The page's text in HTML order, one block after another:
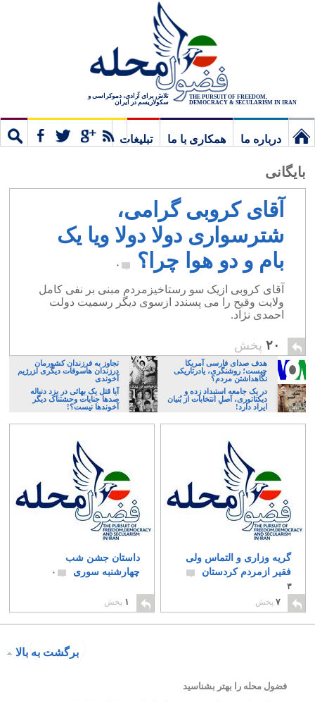
THE PURSUIT OF FREEDOM,
DEMOCRACY & SECULARISM IN IRAN
تلاش برای آزادی، دموکراسی و
سکولاریسم در ایران
درباره ما همکاری با ما
تبلیغات
بایگانی
آقای کروبی گرامی،
شترسواری دولا دولا ویا یک
بام و دو هوا چرا؟
۰
آقای کروبی ازیک سو رستاخیزمردم مبنی بر نفی کامل
ولایت وقیح را می پسندد ازسوی دیگر رسمیت دولت
احمدی نژاد.
۲۰ پخش
هدف صدای فارسی آمریکا
چیست؛ روشنگری، یادرتاریکی
نگاهداشتن مردم؟
تجاوز به فرزندان کشورمان
درزندان هاسوقات دیگری ا‍زرژیم
آخوندی
در یک جامعه استبداد زده و
دیکتاتوری، اَصلِ انتخابات از بُنیان
ایراد دارد!
آیا قتل یک بهائی در یزد دنباله
صدها جنایات وحشتناک دیگر
آخوندها نیست؟!
گریه وزاری و التماس ولی
فقیر ازمردم کردستان
۳
۷ پخش
داستان جشن شب
چهارشنبه سوری
۰
۱ پخش
برگشت به بالا
فضول محله را بهتر بشناسید